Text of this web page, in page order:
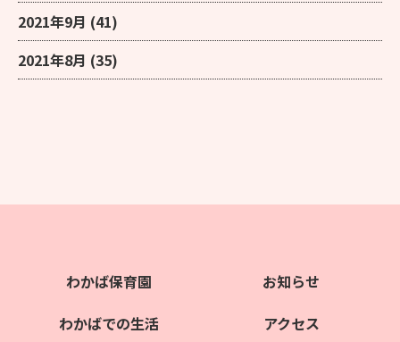
2021年9月 (41)
2021年8月 (35)
わかば保育園
わかばでの生活
お知らせ
アクセス